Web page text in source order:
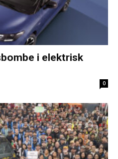
i elektrisk
0